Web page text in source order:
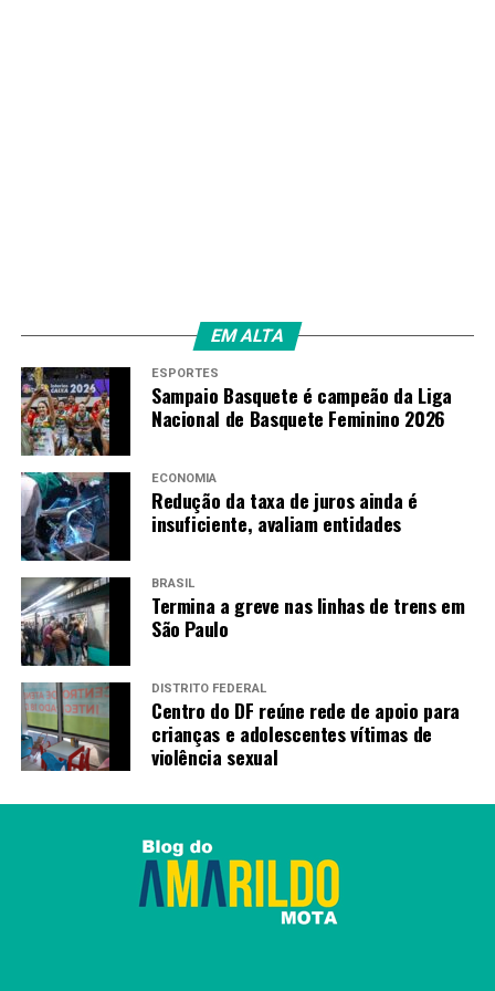
EM ALTA
ESPORTES
Sampaio Basquete é campeão da Liga
Nacional de Basquete Feminino 2026
ECONOMIA
Redução da taxa de juros ainda é
insuficiente, avaliam entidades
BRASIL
Termina a greve nas linhas de trens em
São Paulo
DISTRITO FEDERAL
Centro do DF reúne rede de apoio para
crianças e adolescentes vítimas de
violência sexual